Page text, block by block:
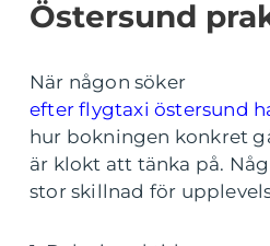
Östersund
När någon söker
efter flygtaxi östersund
hur bokningen konkret
är klokt att tänka på.
stor skillnad för